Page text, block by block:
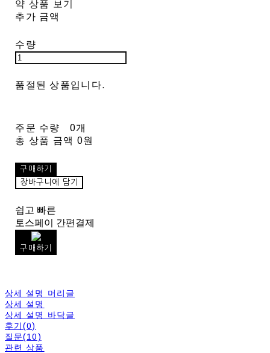
약 상품 보기
추가 금액
수량
품절된 상품입니다.
주문 수량
0개
총 상품 금액 0원
구매하기
장바구니에 담기
쉽고 빠른
토스페이 간편결제
구매하기
상세 설명 머리글
상세 설명
상세 설명 바닥글
후기(0)
질문(10)
관련 상품